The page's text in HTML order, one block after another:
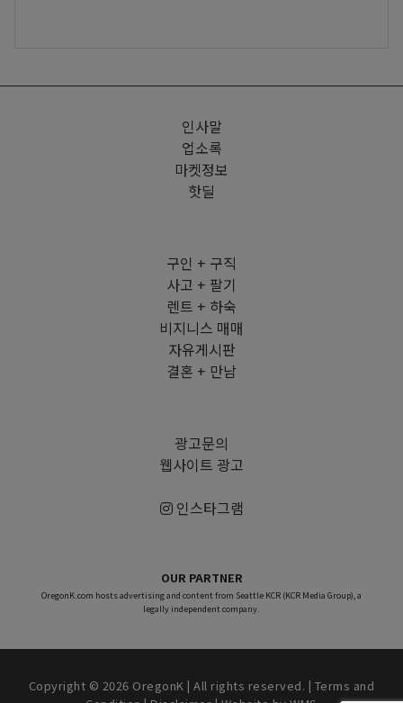
인사말
업소록
마켓정보
핫딜
구인 + 구직
사고 + 팔기
렌트 + 하숙
비지니스 매매
자유게시판
결혼 + 만남
광고문의
웹사이트 광고
인스타그램
OUR PARTNER
OregonK.com hosts advertising and content from Seattle KCR (KCR Media Group), a
legally independent company.
Copyright © 2026 OregonK | All rights reserved. | Terms and